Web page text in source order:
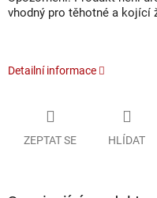
vhodný pro těhotné a kojící
Detailní informace
ZEPTAT SE HLÍDAT